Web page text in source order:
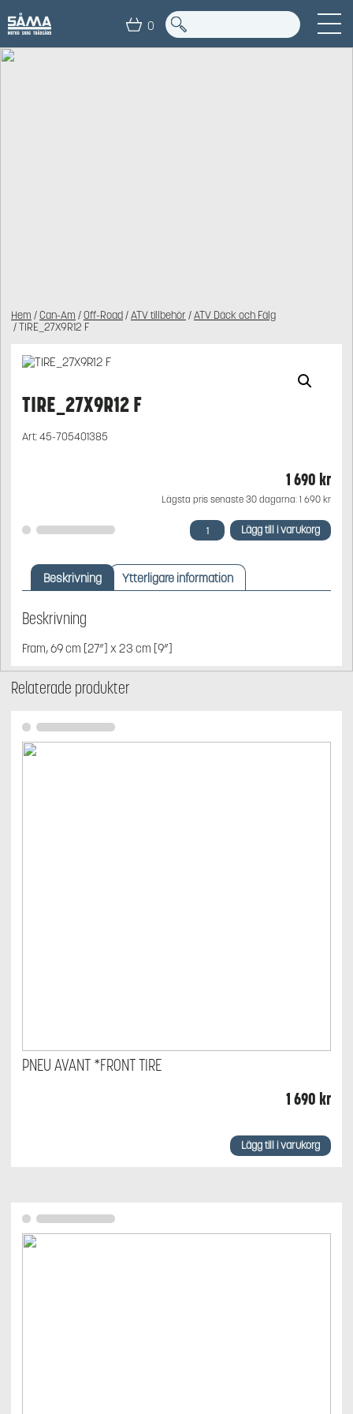
0
Hem /Can-Am /Off-Road/ATV tillbehör /ATV Däck och Fälg
/ TIRE_27X9R12 F
TIRE_27X9R12 F
Art:45-705401385
1 690 kr
Lägsta pris senaste 30 dagarna: 1 690 kr
TIRE_27X9R12
F
Lägg till i varukorg
Beskrivning Ytterligare information
Beskrivning
Fram, 69 cm [27”] x 23 cm [9”]
Relaterade produkter
PNEU AVANT *FRONT TIRE
1 690 kr
Lägg till i varukorg